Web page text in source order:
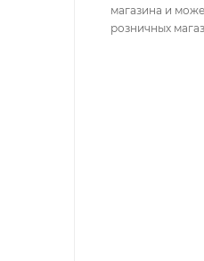
магазина и
розничных